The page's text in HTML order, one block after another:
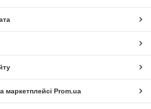
маркетплейсі Prom.ua